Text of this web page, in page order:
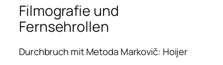
Filmografie und
Fernsehrollen
Durchbruch mit Metoda Markovič: Hoijer